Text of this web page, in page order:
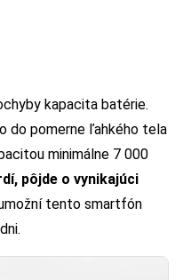
kapacita batérie.
do pomerne ľahkého tela
minimálne 7 000
pôjde o vynikajúci
tento smartfón